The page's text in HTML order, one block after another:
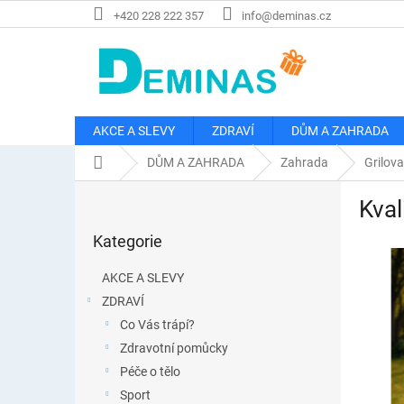
na
+420 228 222 357 info@deminas.cz
AKCE A SLEVY ZDRAVÍ DŮM A ZAHRADA
Domů DŮM A ZAHRADA Zahrada
kategorie
Kategorie
AKCE A SLEVY
ZDRAVÍ
Co Vás trápí?
Zdravotní pomůcky
Péče o tělo
Sport